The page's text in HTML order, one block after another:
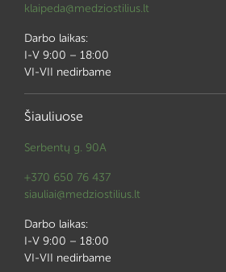
klaipeda@medziostilius.lt
Darbo laikas:
I-V 9:00 – 18:00
VI-VII nedirbame
Šiauliuose
Serbentų g. 90A
+370 650 76 437
siauliai@medziostilius.lt
Darbo laikas:
I-V 9:00 – 18:00
VI-VII nedirbame